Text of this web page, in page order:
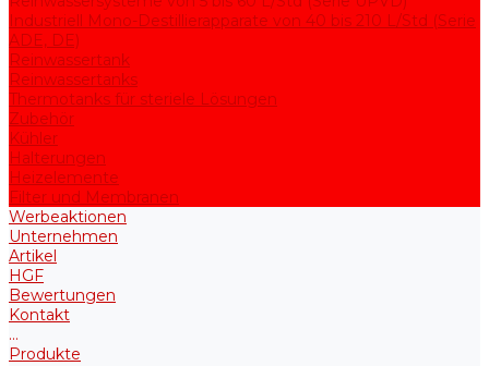
Industriell Mono-Destillierapparate von 40 bis 210 L/Std (Serie
ADE, DE)
Reinwassertank
Reinwassertanks
Thermotanks für steriele Lösungen
Zubehör
Kühler
Halterungen
Heizelemente
Filter und Membranen
Werbeaktionen
Unternehmen
Artikel
HGF
Bewertungen
Kontakt
...
Produkte